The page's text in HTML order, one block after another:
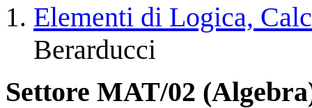
Elementi di Logica,
Berarducci
Settore MAT/02